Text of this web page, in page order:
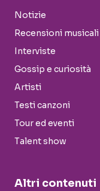
Notizie
Recensioni musicali
Interviste
Gossip e curiosità
Artisti
Testi canzoni
Tour ed eventi
Talent show
Altri contenuti